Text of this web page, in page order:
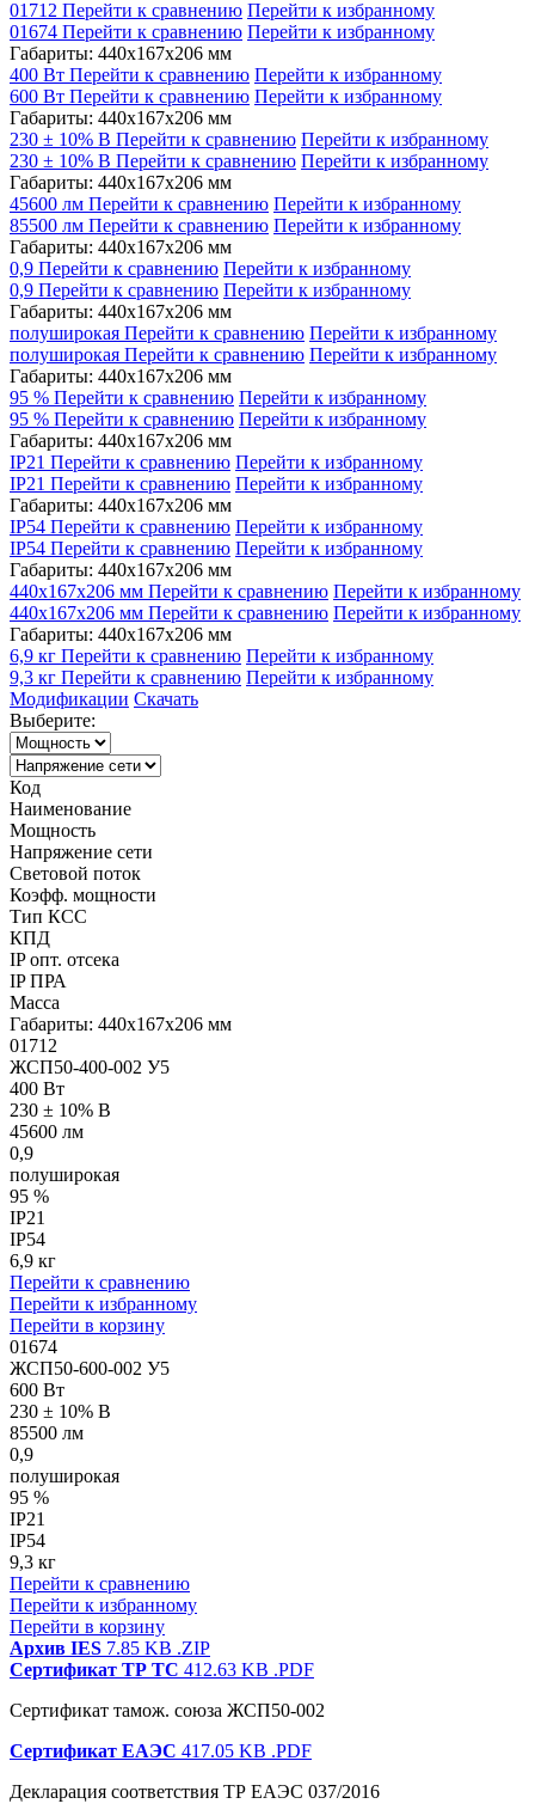
01712 Перейти к сравнению Перейти к избранному
01674 Перейти к сравнению Перейти к избранному
Габариты: 440x167x206 мм
400 Вт Перейти к сравнению Перейти к избранному
600 Вт Перейти к сравнению Перейти к избранному
Габариты: 440x167x206 мм
230 ± 10% В Перейти к сравнению Перейти к избранному
230 ± 10% В Перейти к сравнению Перейти к избранному
Габариты: 440x167x206 мм
45600 лм Перейти к сравнению Перейти к избранному
85500 лм Перейти к сравнению Перейти к избранному
Габариты: 440x167x206 мм
0,9 Перейти к сравнению Перейти к избранному
0,9 Перейти к сравнению Перейти к избранному
Габариты: 440x167x206 мм
полуширокая Перейти к сравнению Перейти к избранному
полуширокая Перейти к сравнению Перейти к избранному
Габариты: 440x167x206 мм
95 % Перейти к сравнению Перейти к избранному
95 % Перейти к сравнению Перейти к избранному
Габариты: 440x167x206 мм
IP21 Перейти к сравнению Перейти к избранному
IP21 Перейти к сравнению Перейти к избранному
Габариты: 440x167x206 мм
IP54 Перейти к сравнению Перейти к избранному
IP54 Перейти к сравнению Перейти к избранному
Габариты: 440x167x206 мм
440x167x206 мм Перейти к сравнению Перейти к избранному
440x167x206 мм Перейти к сравнению Перейти к избранному
Габариты: 440x167x206 мм
6,9 кг Перейти к сравнению Перейти к избранному
9,3 кг Перейти к сравнению Перейти к избранному
Модификации Скачать
Выберите:
Код
Наименование
Мощность
Напряжение сети
Световой поток
Коэфф. мощности
Тип КСС
КПД
IP опт. отсека
IP ПРА
Масса
Габариты: 440x167x206 мм
01712
ЖСП50-400-002 У5
400 Вт
230 ± 10% В
45600 лм
0,9
полуширокая
95 %
IP21
IP54
6,9 кг
Перейти к сравнению
Перейти к избранному
Перейти в корзину
01674
ЖСП50-600-002 У5
600 Вт
230 ± 10% В
85500 лм
0,9
полуширокая
95 %
IP21
IP54
9,3 кг
Перейти к сравнению
Перейти к избранному
Перейти в корзину
Архив IES 7.85 KB .ZIP
Сертификат ТР ТС 412.63 KB .PDF
Сертификат тамож. союза ЖСП50-002
Сертификат ЕАЭС 417.05 KB .PDF
Декларация соответствия ТР ЕАЭС 037/2016